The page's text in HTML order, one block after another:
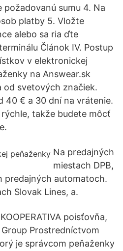
sumu 4. Na
platby 5. Vložte
alebo sa ria ďte
Článok IV. Postup
v elektronickej
na Answear.sk
od svetových značiek.
40 € a 30 dní na vrátenie.
takže budete môcť
Na predajných
miestach DPB,
predajných automatoch.
Slovak Lines, a.
poisťovňa,
Prostredníctvom
je správcom peňaženky